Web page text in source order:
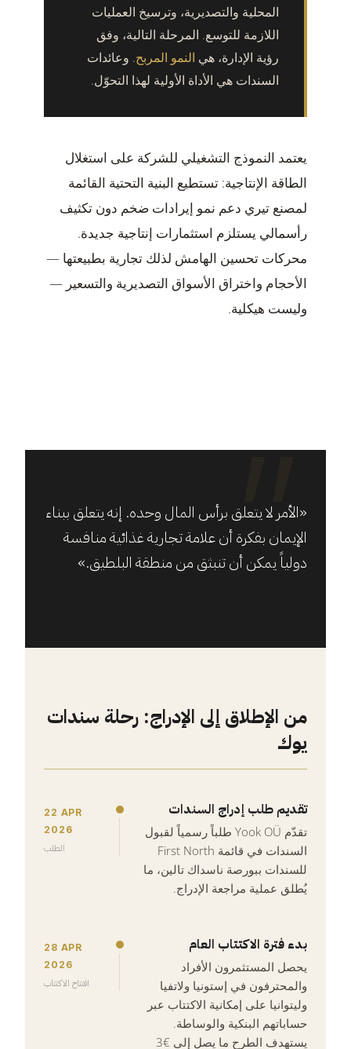
المحلية والتصديرية، وترسيخ العمليات
اللازمة للتوسع. المرحلة التالية، وفق
رؤية الإدارة، هيالنمو المربح . وعائدات
السندات هي الأداة الأولية لهذا التحوّل.
يعتمد النموذج التشغيلي للشركة على استغلال
الطاقة الإنتاجية: تستطيع البنية التحتية القائمة
لمصنع تيري دعم نمو إيرادات ضخم دون تكثيف
رأسمالي يستلزم استثمارات إنتاجية جديدة.
محركات تحسين الهامش لذلك تجارية بطبيعتها —
الأحجام واختراق الأسواق التصديرية والتسعير —
وليست هيكلية.
«الأمر لا يتعلق برأس المال وحده. إنه يتعلق ببناء
الإيمان بفكرة أن علامة تجارية غذائية منافسة
دولياً يمكن أن تنبثق من منطقة البلطيق.»
من الإطلاق إلى الإدراج: رحلة سندات
يوك
تقديم طلب إدراج السندات
تقدّم Yook OÜ طلباً رسمياً لقبول
السندات في قائمة First North
للسندات ببورصة ناسداك تالين، ما
يُطلق عملية مراجعة الإدراج.
22 APR
2026
الطلب
بدء فترة الاكتتاب العام
يحصل المستثمرون الأفراد
والمحترفون في إستونيا ولاتفيا
وليتوانيا على إمكانية الاكتتاب عبر
حساباتهم البنكية والوساطة.
يستهدف الطرح ما يصل إلى €3
28 APR
2026
افتتاح الاكتتاب